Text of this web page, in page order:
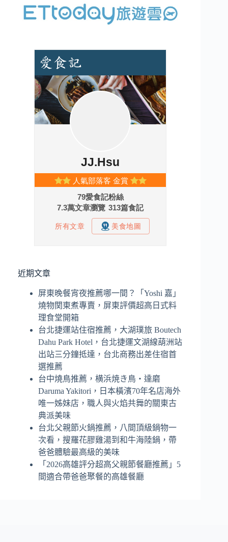
近期文章
屏東晚餐宵夜推薦哪一間？「Yoshi 嘉」
燒物関東煮專賣，屏東評價超高日式料
理食堂開箱
台北捷運站住宿推薦，大湖璞旅 Boutech
Dahu Park Hotel，台北捷運文湖線葫洲站
出站三分鐘抵達，台北商務出差住宿首
選推薦
台中燒鳥推薦，横浜焼き鳥‧達磨
Daruma Yakitori，日本橫濱70年名店海外
唯一姊妹店，職人與火焰共舞的關東古
典派美味
台北父親節火鍋推薦，八間頂級鍋物一
次看，搜羅花膠雞湯到和牛海陸鍋，帶
爸爸體驗最高級的美味
「2026高雄評分超高父親節餐廳推薦」5
間適合帶爸爸聚餐的高雄餐廳